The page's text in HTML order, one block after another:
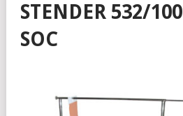
STENDER 532/100
SOC